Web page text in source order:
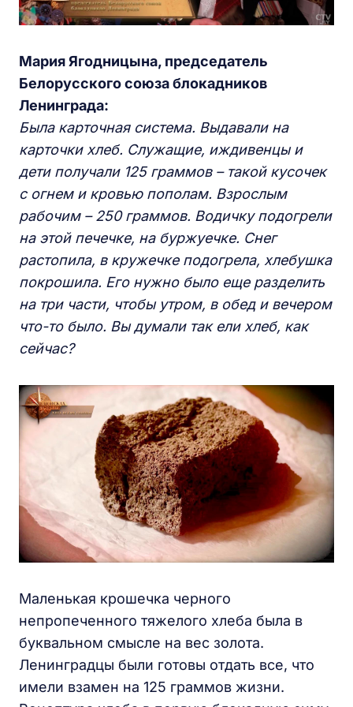
Мария Ягодницына, председатель
Белорусского союза блокадников
Ленинграда:
Была карточная система. Выдавали на
карточки хлеб. Служащие, иждивенцы и
дети получали 125 граммов – такой кусочек
с огнем и кровью пополам. Взрослым
рабочим – 250 граммов. Водичку подогрели
на этой печечке, на буржуечке. Снег
растопила, в кружечке подогрела, хлебушка
покрошила. Его нужно было еще разделить
на три части, чтобы утром, в обед и вечером
что-то было. Вы думали так ели хлеб, как
сейчас?
Маленькая крошечка черного
непропеченного тяжелого хлеба была в
буквальном смысле на вес золота.
Ленинградцы были готовы отдать все, что
имели взамен на 125 граммов жизни.